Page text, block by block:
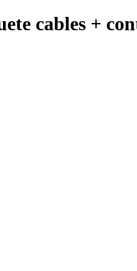
cables +